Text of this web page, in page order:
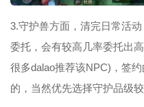
3.守护兽方面，清完日常活
委托，会有较高几率委托出
很多dalao推荐该NPC)，签
的，当然优先选择守护品级较